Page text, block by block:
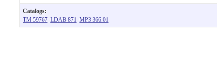
Catalogs:
TM 59767 LDAB 871 MP3 366.01